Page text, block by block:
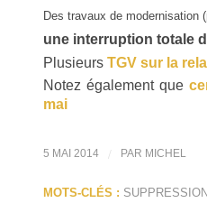
Des travaux de modernisation
une interruption totale
Plusieurs TGV sur la
Notez également que
mai
5 MAI 2014 PAR MICHEL
MOTS-CLÉS :